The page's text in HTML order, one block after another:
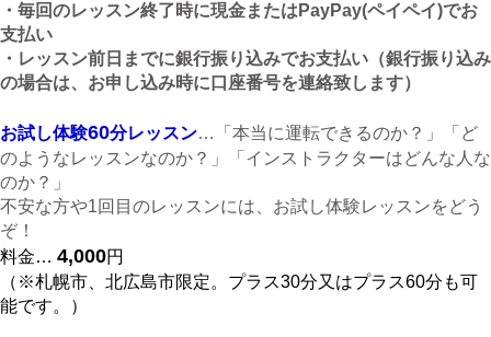
・毎回のレッスン終了時に現金またはPayPay(ペイペイ)でお
支払い
・レッスン前日までに銀行振り込みでお支払い（銀行振り込み
の場合は、お申し込み時に口座番号を連絡致します）
お試し体験60分レッスン…「本当に運転できるのか？」「ど
のようなレッスンなのか？」「インストラクターはどんな人な
のか？」
不安な方や1回目のレッスンには、お試し体験レッスンをどう
ぞ！
料金… 4,000円
（※札幌市、北広島市限定。プラス30分又はプラス60分も可
能です。）